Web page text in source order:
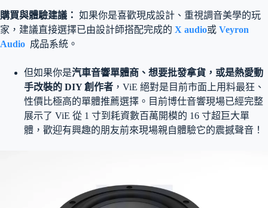
購買與體驗建議： 如果你是喜歡現成設計、重視調音美學的玩
家，建議直接選擇已由設計師搭配完成的 X audio或 Veyron
Audio 成品系統。
但如果你是汽車音響單體商、想要批發拿貨，或是熱愛動
手改裝的 DIY 創作者 ，ViE 絕對是目前市面上用料最狂、
性價比極高的單體推薦選擇。目前博仕音響現場已經完整
展示了 ViE 從 1 寸到耗資數百萬開模的 16 寸超巨大單
體，歡迎有興趣的朋友前來現場親自體驗它的震撼聲音！